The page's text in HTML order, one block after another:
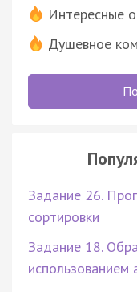
Интересные
Душевное
Задание 26.
сортировки
Задание 18.
использованием